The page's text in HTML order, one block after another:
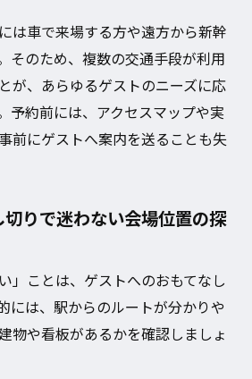
は車で来場する方や遠方から新幹
そのため、複数の交通手段が利用
が、あらゆるゲストのニーズに応
予約前には、アクセスマップや実
前にゲストへ案内を送ることも失
りで迷わない会場位置の探
」ことは、ゲストへのおもてなし
には、駅からのルートが分かりや
物や看板があるかを確認しましょ